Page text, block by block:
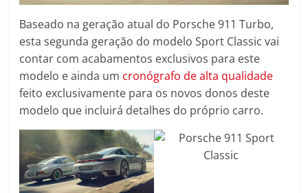
Baseado na geração atual do Porsche 911 Turbo,
esta segunda geração do modelo Sport Classic vai
contar com acabamentos exclusivos para este
modelo e ainda um cronógrafo de alta qualidade
feito exclusivamente para os novos donos deste
modelo que incluirá detalhes do próprio carro.